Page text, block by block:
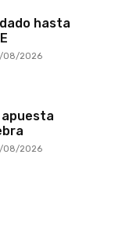
hasta
08/2026
apuesta
08/2026